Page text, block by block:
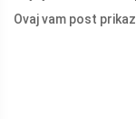
Ovaj vam post